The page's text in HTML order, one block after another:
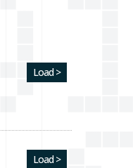
Load >
Load >